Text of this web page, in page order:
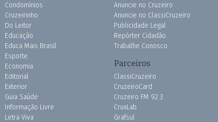
Condomínios
Cruzeirinho
Do Leitor
Educação
Educa Mais Brasil
Esporte
Economia
Editorial
Exterior
Guia Saúde
Informação Livre
Letra Viva
Anuncie no Cruzeiro
Anuncie no ClassiCruzeiro
Publicidade Legal
Repórter Cidadão
Trabalhe Conosco
Parceiros
ClassiCruzeiro
CruzeiroCard
Cruzeiro FM 92.3
CruxLab
Grafsul